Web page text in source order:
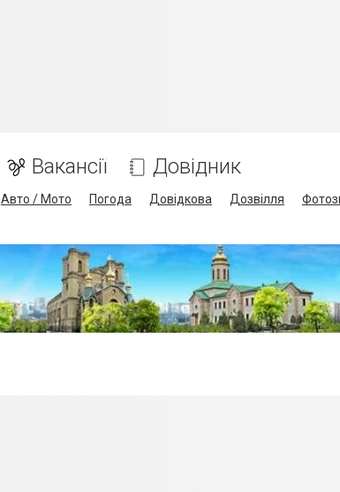
Вакансії Довідник
Авто / Мото Погода Довідкова Дозвілля